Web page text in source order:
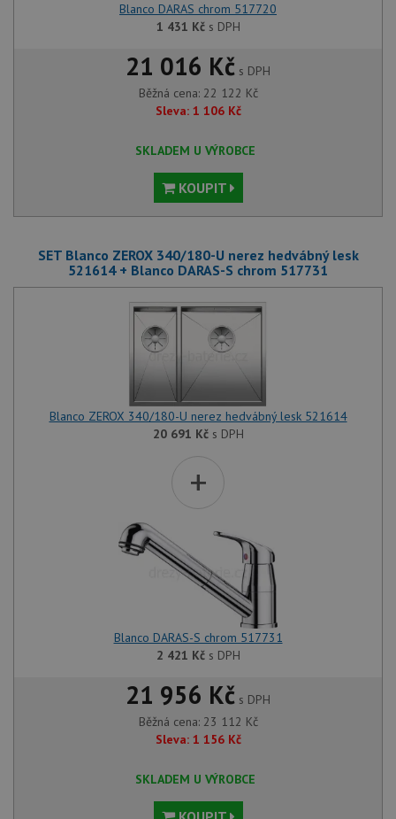
Blanco DARAS chrom 517720
1 431 Kčs DPH
21 016 Kč s DPH
Běžná cena: 22 122 Kč
Sleva: 1 106 Kč
SKLADEM U VÝROBCE
KOUPIT
SET Blanco ZEROX 340/180-U nerez hedvábný lesk
521614 + Blanco DARAS-S chrom 517731
Blanco ZEROX 340/180-U nerez hedvábný lesk 521614
20 691 Kčs DPH
+
Blanco DARAS-S chrom 517731
2 421 Kčs DPH
21 956 Kč s DPH
Běžná cena: 23 112 Kč
Sleva: 1 156 Kč
SKLADEM U VÝROBCE